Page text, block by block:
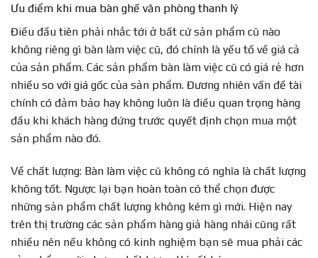
Ưu điểm khi mua bàn ghế văn phòng thanh lý
Điều đầu tiên phải nhắc tới ở bất cứ sản phẩm cũ nào
không riêng gì bàn làm việc cũ, đó chính là yếu tố về giá cả
của sản phẩm. Các sản phẩm bàn làm việc cũ có giá rẻ hơn
nhiều so với giá gốc của sản phẩm. Đương nhiên vấn đề tài
chính có đảm bảo hay không luôn là điều quan trọng hàng
đầu khi khách hàng đứng trước quyết định chọn mua một
sản phẩm nào đó.
Về chất lượng: Bàn làm việc cũ không có nghĩa là chất lượng
không tốt. Ngược lại bạn hoàn toàn có thể chọn được
những sản phẩm chất lượng không kém gì mới. Hiện nay
trên thị trường các sản phẩm hàng giả hàng nhái cũng rất
nhiều nên nếu không có kinh nghiệm bạn sẽ mua phải các